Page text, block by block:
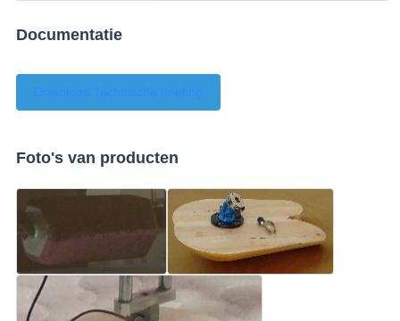
Documentatie
Download Technische briefing
Foto's van producten